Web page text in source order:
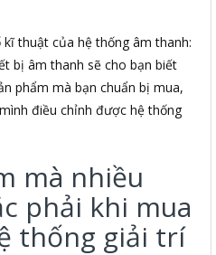
thuật của hệ thống âm thanh:
bị âm thanh sẽ cho bạn biết
phẩm mà bạn chuẩn bị mua,
điều chỉnh được hệ thống
mà nhiều
phải khi mua
thống giải trí